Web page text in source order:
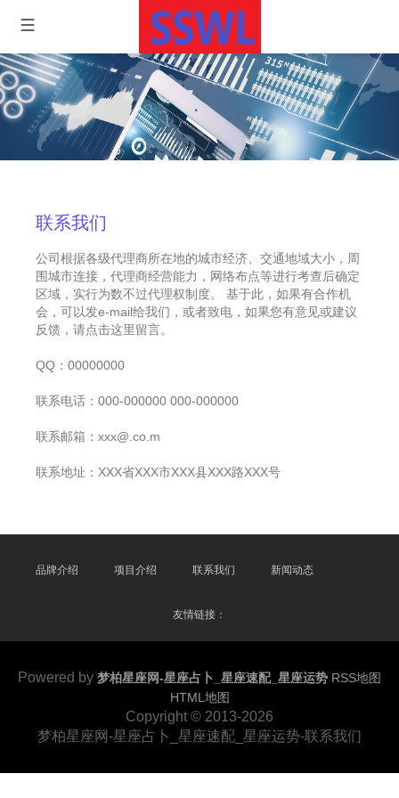
联系我们
公司根据各级代理商所在地的城市经济、交通地域大小，周
围城市连接，代理商经营能力，网络布点等进行考查后确定
区域，实行为数不过代理权制度。 基于此，如果有合作机
会，可以发e-mail给我们，或者致电，如果您有意见或建议
反馈，请点击这里留言。
QQ：00000000
联系电话：000-000000 000-000000
联系邮箱：xxx@.co.m
联系地址：XXX省XXX市XXX县XXX路XXX号
品牌介绍 项目介绍 联系我们 新闻动态
友情链接：
Powered by 梦柏星座网-星座占卜_星座速配_星座运势 RSS地图
HTML地图
Copyright © 2013-2026
梦柏星座网-星座占卜_星座速配_星座运势-联系我们